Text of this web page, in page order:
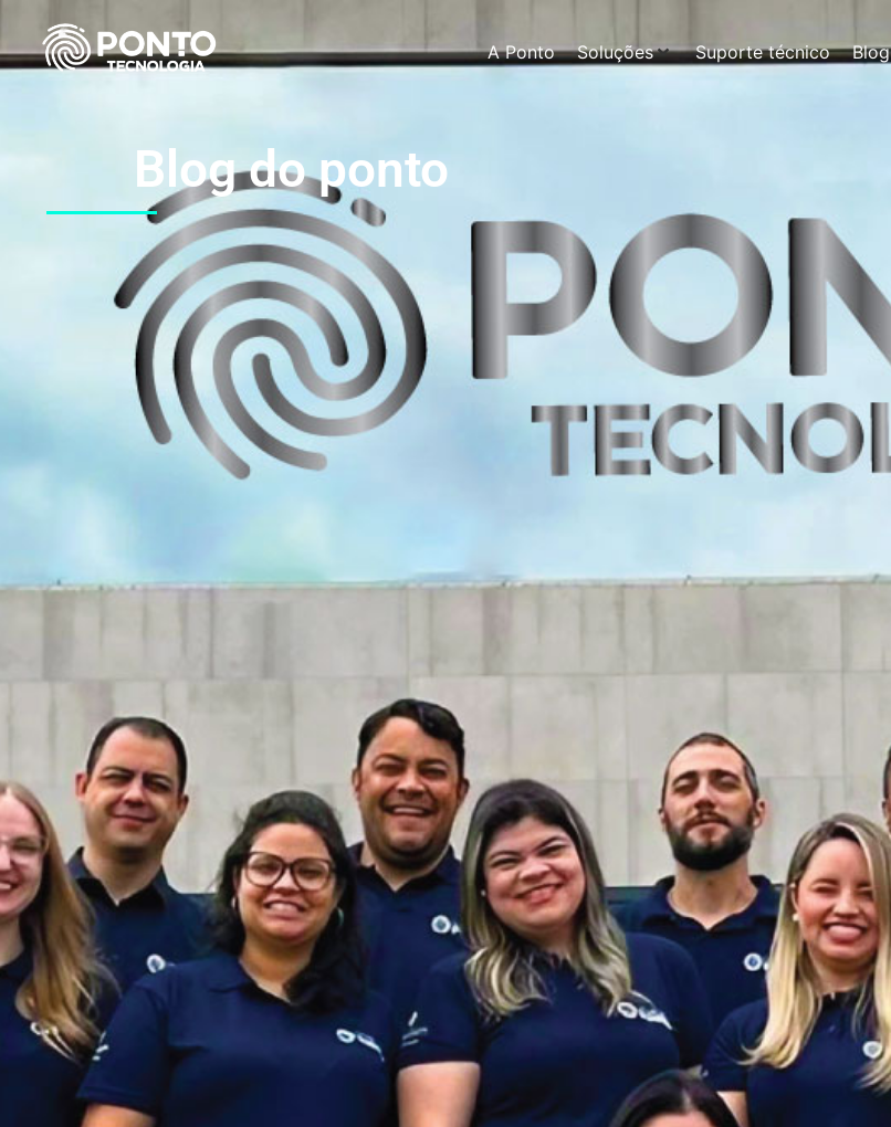
A Ponto Soluções Suporte técnico Blog
Blog do ponto